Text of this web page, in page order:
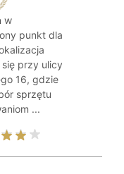
w
punkt dla
przy ulicy
16, gdzie
sprzętu
...